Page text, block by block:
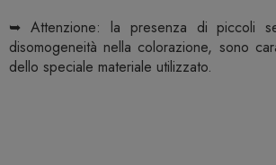
➥ Attenzione: la presenza di piccoli
disomogeneità nella colorazione, sono
dello speciale materiale utilizzato.